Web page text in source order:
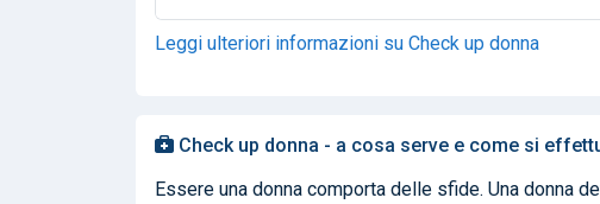
Leggi ulteriori informazioni su Check up donna
Check up donna - a cosa serve e come si
Essere una donna comporta delle sfide. Una donna